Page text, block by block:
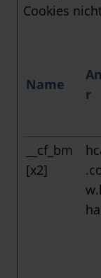
Cookies
Name
r
__cf_bm
[x2]